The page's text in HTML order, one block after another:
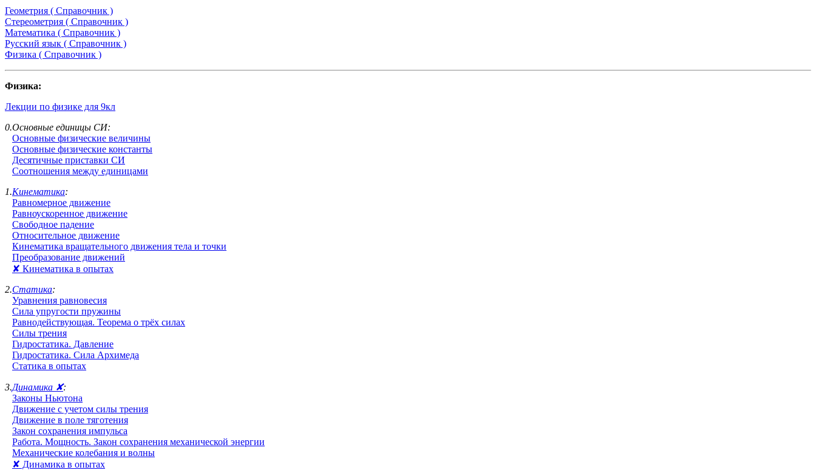
Геометрия ( Справочник )
Стереометрия ( Справочник )
Математика ( Справочник )
Русский язык ( Справочник )
Физика ( Справочник )
Физика:
Лекции по физике для 9кл
0.Основные единицы СИ:
Основные физические величины
Основные физические константы
Десятичные приставки СИ
Соотношения между единицами
1.Кинематика:
Равномерное движение
Равноускоренное движение
Свободное падение
Относительное движение
Кинематика вращательного движения тела и точки
Преобразование движений
✘ Кинематика в опытах
2.Статика:
Уравнения равновесия
Сила упругости пружины
Равнодействующая. Теорема о трёх силах
Силы трения
Гидростатика. Давление
Гидростатика. Сила Архимеда
Статика в опытах
3.Динамика ✘:
Законы Ньютона
Движение с учетом силы трения
Движение в поле тяготения
Закон сохранения импульса
Работа. Мощность. Закон сохранения механической энергии
Механические колебания и волны
✘ Динамика в опытах